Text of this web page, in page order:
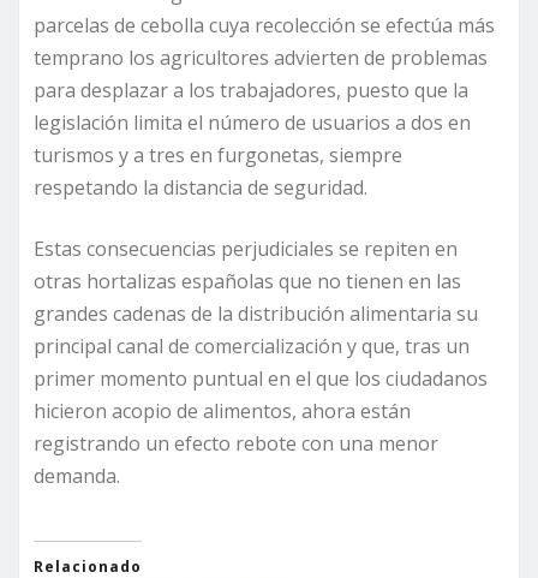
parcelas de cebolla cuya recolección se efectúa más
temprano los agricultores advierten de problemas
para desplazar a los trabajadores, puesto que la
legislación limita el número de usuarios a dos en
turismos y a tres en furgonetas, siempre
respetando la distancia de seguridad.
Estas consecuencias perjudiciales se repiten en
otras hortalizas españolas que no tienen en las
grandes cadenas de la distribución alimentaria su
principal canal de comercialización y que, tras un
primer momento puntual en el que los ciudadanos
hicieron acopio de alimentos, ahora están
registrando un efecto rebote con una menor
demanda.
Relacionado